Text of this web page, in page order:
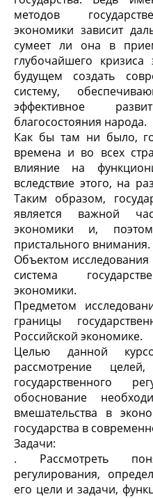
методов
экономики зависит
сумеет ли она в
глубочайшего
будущем создать
систему,
эффективное
благосостояния народа.
Как бы там ни было,
времена и во всех
влияние на
вследствие этого, на
Таким образом,
является важной
экономики и,
пристального внимания.
Объектом исследования
система
экономики.
Предметом
границы
Российской экономике.
Целью данной
рассмотрение
государственного
обоснование
вмешательства в
государства в
Задачи:
. Рассмотреть
регулирования,
его цели и задачи,